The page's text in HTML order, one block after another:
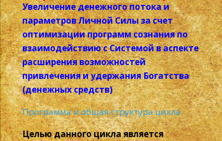
Увеличение денежного потока и
параметров Личной Силы за счет
оптимизации программ сознания по
взаимодействию с Системойв аспекте
расширения возможностей
привлечения и удержания Богатства
(денежных средств)
Программа и общая структура цикла
Целью данного цикла является